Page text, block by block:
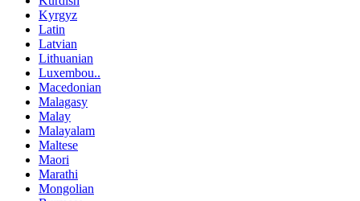
Kyrgyz
Latin
Latvian
Lithuanian
Luxembou..
Macedonian
Malagasy
Malay
Malayalam
Maltese
Maori
Marathi
Mongolian